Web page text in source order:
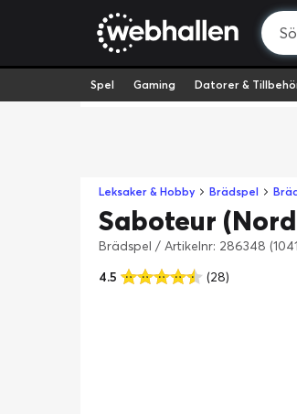
Spel Gaming Datorer &
Leksaker & Hobby Brädspel
Saboteur
Brädspel / Artikelnr: 286348
4.5
(28)